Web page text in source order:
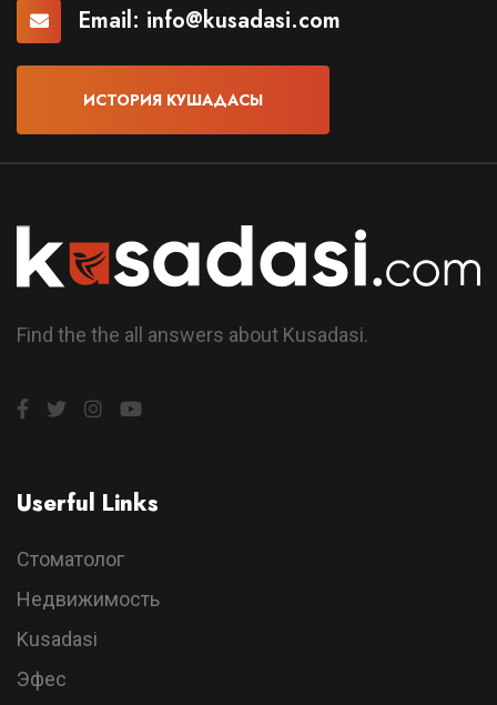
Email: info@kusadasi.com
ИСТОРИЯ КУШАДАСЫ
Find the the all answers about Kusadasi.
Userful Links
Стоматолог
Недвижимость
Kusadasi
Эфес